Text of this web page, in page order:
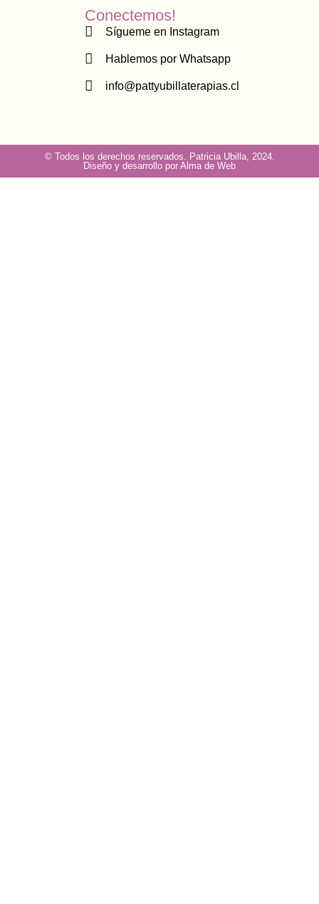
Conectemos!
Sígueme en Instagram
Hablemos por Whatsapp
info@pattyubillaterapias.cl
© Todos los derechos reservados. Patricia Ubilla, 2024.
Diseño y desarrollo por Alma de Web